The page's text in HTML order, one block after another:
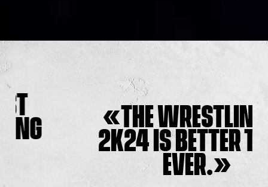
THE WRESTLING OF
2K24 IS BETTER THAN
EVER.